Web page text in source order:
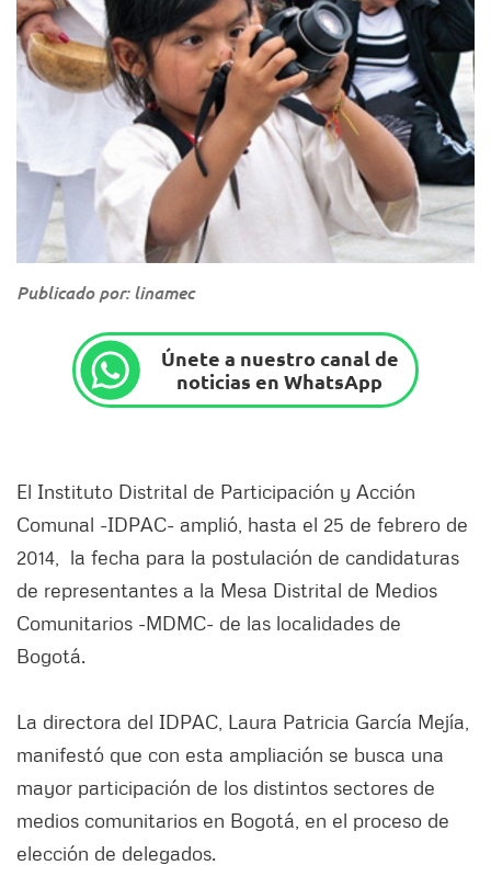
Publicado por: linamec
Únete a nuestro canal de
noticias en WhatsApp
El Instituto Distrital de Participación y Acción
Comunal -IDPAC- amplió, hasta el 25 de febrero de
2014, la fecha para la postulación de candidaturas
de representantes a la Mesa Distrital de Medios
Comunitarios -MDMC- de las localidades de
Bogotá.
La directora del IDPAC, Laura Patricia García Mejía,
manifestó que con esta ampliación se busca una
mayor participación de los distintos sectores de
medios comunitarios en Bogotá, en el proceso de
elección de delegados.